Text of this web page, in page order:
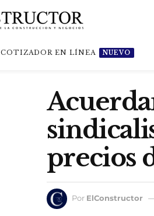
COTIZADOR EN LÍNEA NUEVO
precios
Por ElConstructor